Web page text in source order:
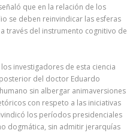
que en la relación de los
se deben reinvindicar las esferas
través del instrumento cognitivo de
investigadores de esta ciencia
del doctor Eduardo
sin albergar animaversiones
con respeto a las iniciativas
los períodos presidenciales
dogmática, sin admitir jerarquías